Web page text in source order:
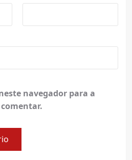
navegador para a